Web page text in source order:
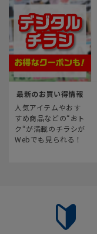
最新のお買い得情報
人気アイテムやおす
すめ商品などの“おト
ク“が満載のチラシが
Webでも見られる！